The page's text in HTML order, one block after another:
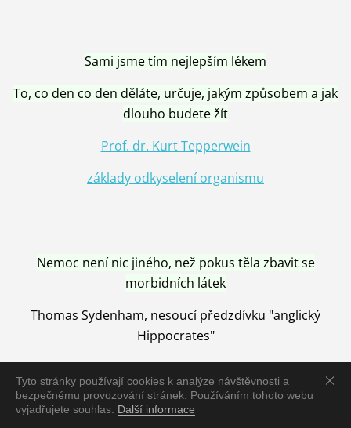
Tyto stránky používají cookies k analýze návštěvnosti a
bezpečnému provozování stránek. Používáním tohoto webu
vyjadřujete souhlas. Další informace
Sami jsme tím nejlepším lékem
To, co den co den děláte, určuje, jakým způsobem a jak
dlouho budete žít
Prof. dr. Kurt Tepperwein
základy odkyselení organismu
Nemoc není nic jiného, než pokus těla zbavit se
morbidních látek
Thomas Sydenham, nesoucí předzdívku "anglický
Hippocrates"
Nemoc je vyléčena jen pomocí Přírody, neutralizací a